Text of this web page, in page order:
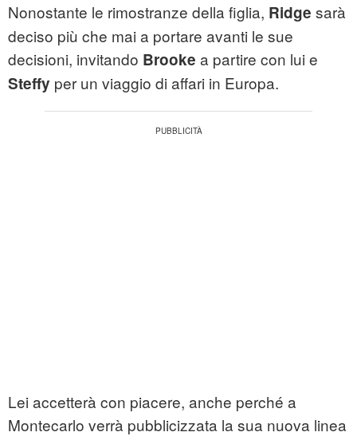
Nonostante le rimostranze della figlia, Ridge sarà
deciso più che mai a portare avanti le sue
decisioni, invitando Brooke a partire con lui e
Steffy per un viaggio di affari in Europa.
Lei accetterà con piacere, anche perché a
Montecarlo verrà pubblicizzata la sua nuova linea